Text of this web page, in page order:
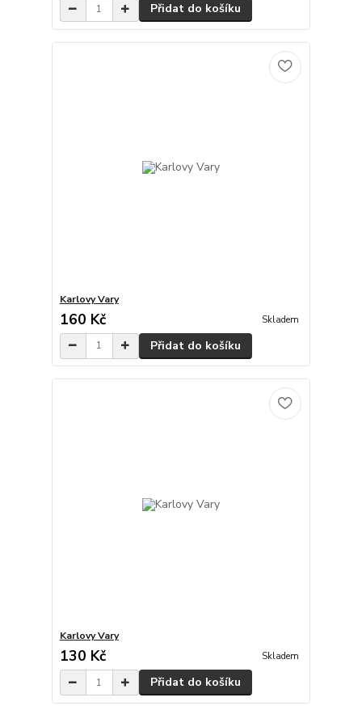
Přidat do košíku
Karlovy Vary
160 Kč Skladem
Přidat do košíku
Karlovy Vary
130 Kč Skladem
Přidat do košíku